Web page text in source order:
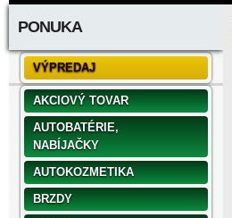
PONUKA
VÝPREDAJ
AKCIOVÝ TOVAR
AUTOBATÉRIE,
NABÍJAČKY
AUTOKOZMETIKA
BRZDY